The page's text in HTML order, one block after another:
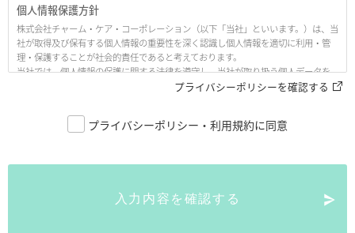
個人情報保護方針
株式会社チャーム・ケア・コーポレーション（以下「当社」といいます。）は、当
社が取得及び保有する個人情報の重要性を深く認識し個人情報を適切に利用・管
理・保護することが社会的責任であると考えております。
当社では、個人情報の保護に関する法律を遵守し、当社が取り扱う個人データを
適正に保護するために、以下の「個人情報保護方針（プライバシーポリシー、以
1. 当社の名称・住所・代表者の氏名
〒530-0005 大阪市北区中之島3丁目6番32号 ダイビル本館21階
プライバシーポリシーを確認する
プライバシーポリシー・利用規約に同意
入力内容を確認する